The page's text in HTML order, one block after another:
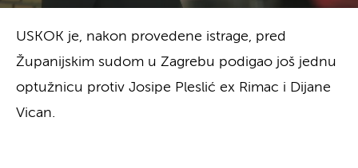
USKOK je, nakon provedene istrage, pred
Županijskim sudom u Zagrebu podigao još jednu
optužnicu protiv Josipe Pleslić ex Rimac i Dijane
Vican.